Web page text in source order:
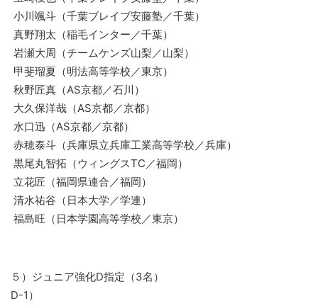
小川颯斗（千葉ブレイブ安藤塾／千葉）
真野翔太（稲毛インター／千葉）
岩瀬大周（チームケンズ山梨／山梨）
甲斐瑠夏（明法高等学校／東京）
秋野匠真（AS京都／石川）
大久保洋哉（AS京都／京都）
水口迅（AS京都／京都）
赤穂泰斗（兵庫県立兵庫工業高等学校／兵庫）
黒尾丸智拓（ウィングスTC／福岡）
立花匠（福岡県連合／福岡）
清水祐谷（日本大学／学連）
福島旺（日本学園高等学校／東京）
５）ジュニア強化D指定（3名）
D-1）